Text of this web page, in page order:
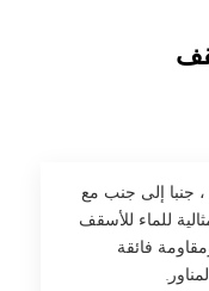
، جنبا إلى جنب مع
للماء للأسقف
فائقة